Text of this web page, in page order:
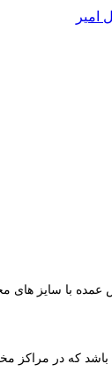
که در مراکز